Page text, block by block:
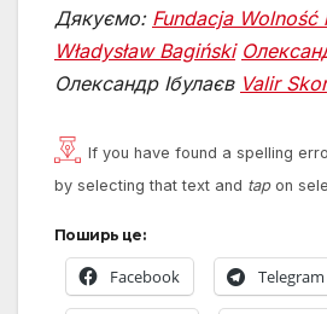
Дякуємо: Fundacja Wolność
Władysław Bagiński
Олександр Ібулаєв Valir
If you have found a spelling
by selecting that text and tapon
Поширь це:
Facebook Telegram